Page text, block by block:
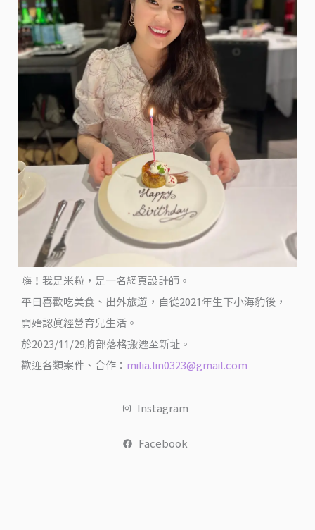
純
白
裝
潢
超
好
吃
限
量
烤
吐
司
@
翻
嗨！我是米粒，是一名網頁設計師。
平日喜歡吃美食、出外旅遊，自從2021年生下小海豹後，
開始認真經營育兒生活。
於2023/11/29將部落格搬遷至新址。
歡迎各類案件、合作： milia.lin0323@gmail.com
Instagram
Facebook